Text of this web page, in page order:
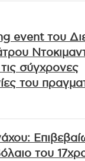
event του
σύγχρονες
του
του